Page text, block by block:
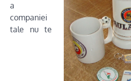
a
companiei
tale nu te